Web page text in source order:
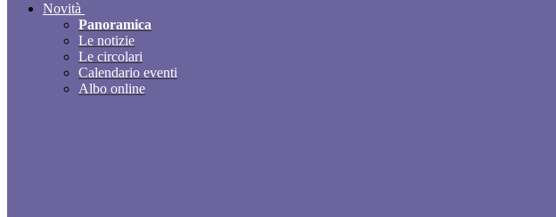
Novità
Panoramica
Le notizie
Le circolari
Calendario eventi
Albo online